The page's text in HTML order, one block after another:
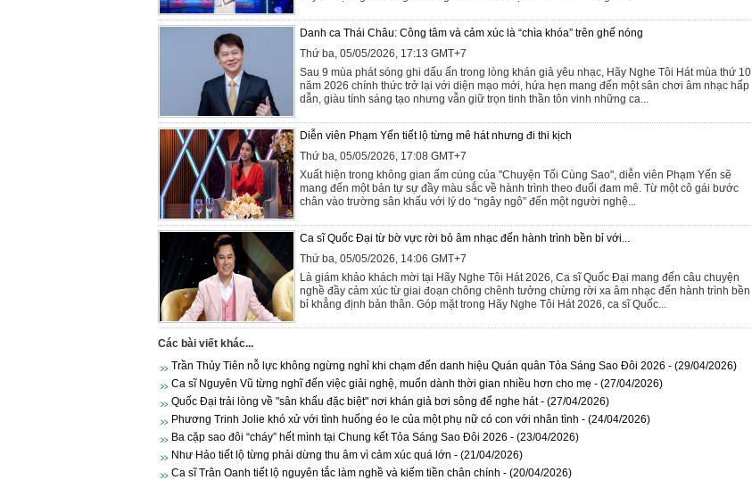
Danh ca Thái Châu: Công tâm và cảm xúc là “chìa khóa” trên ghế nóng
Thứ ba, 05/05/2026, 17:13 GMT+7
Sau 9 mùa phát sóng ghi dấu ấn trong lòng khán giả yêu nhạc, Hãy Nghe Tôi Hát mùa thứ 10
năm 2026 chính thức trở lại với diện mạo mới, hứa hẹn mang đến một sân chơi âm nhạc hấp
dẫn, giàu tính sáng tạo nhưng vẫn giữ trọn tinh thần tôn vinh những ca...
Diễn viên Phạm Yến tiết lộ từng mê hát nhưng đi thi kịch
Thứ ba, 05/05/2026, 17:08 GMT+7
Xuất hiện trong không gian ấm cúng của "Chuyện Tối Cùng Sao", diễn viên Phạm Yến sẽ
mang đến một bản tự sự đầy màu sắc về hành trình theo đuổi đam mê. Từ một cô gái bước
chân vào trường sân khấu với lý do “ngây ngô” đến một người nghệ...
Ca sĩ Quốc Đại từ bờ vực rời bỏ âm nhạc đến hành trình bền bỉ với...
Thứ ba, 05/05/2026, 14:06 GMT+7
Là giám khảo khách mời tại Hãy Nghe Tôi Hát 2026, Ca sĩ Quốc Đại mang đến câu chuyện
nghề đầy cảm xúc từ giai đoạn chông chênh tưởng chừng rời xa âm nhạc đến hành trình bền
bỉ khẳng định bản thân. Góp mặt trong Hãy Nghe Tôi Hát 2026, ca sĩ Quốc...
Các bài viết khác...
Trần Thủy Tiên nỗ lực không ngừng nghỉ khi chạm đến danh hiệu Quán quân Tỏa Sáng Sao Đôi 2026 - (29/04/2026)
Ca sĩ Nguyên Vũ từng nghĩ đến việc giải nghệ, muốn dành thời gian nhiều hơn cho mẹ - (27/04/2026)
Quốc Đại trải lòng về "sân khấu đặc biệt" nơi khán giả bơi sông để nghe hát - (27/04/2026)
Phương Trinh Jolie khó xử với tình huống éo le của một phụ nữ có con với nhân tình - (24/04/2026)
Ba cặp sao đôi “cháy” hết mình tại Chung kết Tỏa Sáng Sao Đôi 2026 - (23/04/2026)
Như Hảo tiết lộ từng phải dừng thu âm vì cảm xúc quá lớn - (21/04/2026)
Ca sĩ Trân Oanh tiết lộ nguyên tắc làm nghề và kiếm tiền chân chính - (20/04/2026)